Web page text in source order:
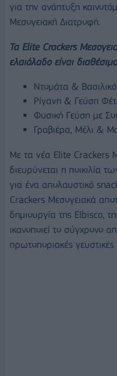
για την ανάπτυξη
Μεσογειακή Διατροφή.
Τα Elite Crackers
ελαιόλαδο είναι
Ντομάτα &
Ρίγανη & Γεύση
Φυσική Γεύση με
Γραβιέρα, Μέλι &
Με τα νέα Elite Crackers
διευρύνεται η ποικιλία
για ένα απολαυστικό
Crackers Μεσογειακά
δημιουργία της Elbisco,
ικανοποιεί το σύγχρονο
πρωτοποριακές γευστικές